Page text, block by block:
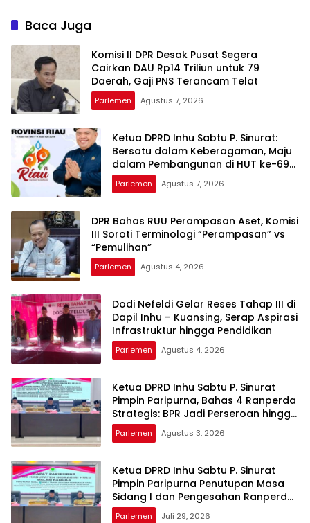
Perseroan hingga Rencana
Induk Pariwisata
Baca Juga
Komisi II DPR Desak Pusat Segera
Cairkan DAU Rp14 Triliun untuk 79
Daerah, Gaji PNS Terancam Telat
Parlemen Agustus 7, 2026
Ketua DPRD Inhu Sabtu P. Sinurat:
Bersatu dalam Keberagaman, Maju
dalam Pembangunan di HUT ke-69
Provinsi Riau
Parlemen Agustus 7, 2026
DPR Bahas RUU Perampasan Aset, Komisi
III Soroti Terminologi “Perampasan” vs
“Pemulihan”
Parlemen Agustus 4, 2026
Dodi Nefeldi Gelar Reses Tahap III di
Dapil Inhu – Kuansing, Serap Aspirasi
Infrastruktur hingga Pendidikan
Parlemen Agustus 4, 2026
Ketua DPRD Inhu Sabtu P. Sinurat
Pimpin Paripurna, Bahas 4 Ranperda
Strategis: BPR Jadi Perseroan hingga
Rencana Induk Pariwisata
Parlemen Agustus 3, 2026
Ketua DPRD Inhu Sabtu P. Sinurat
Pimpin Paripurna Penutupan Masa
Sidang I dan Pengesahan Ranperda
Pertanggungjawaban APBD 2025
Parlemen Juli 29, 2026